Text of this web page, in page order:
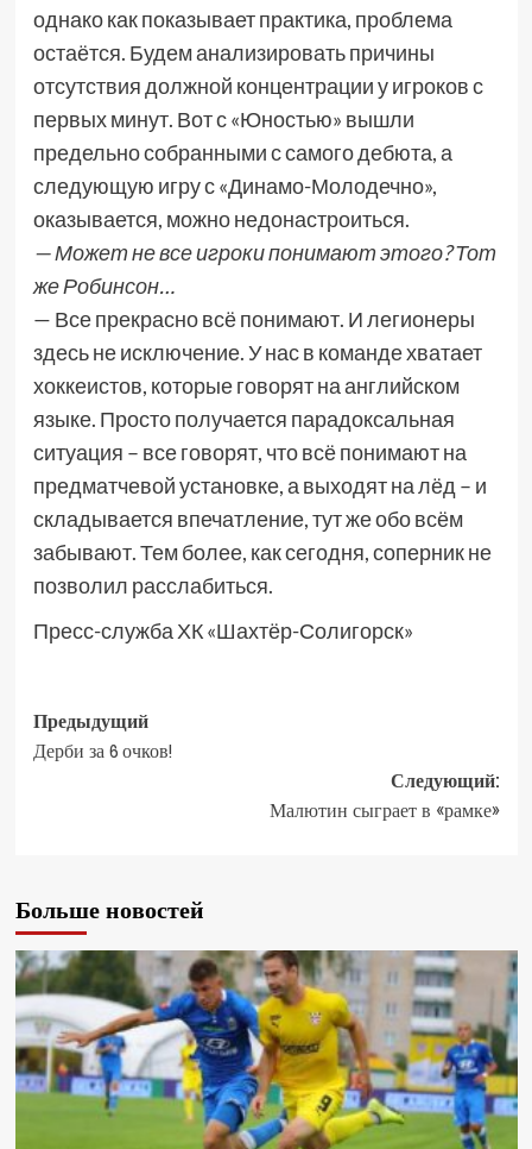
однако как показывает практика, проблема
остаётся. Будем анализировать причины
отсутствия должной концентрации у игроков с
первых минут. Вот с «Юностью» вышли
предельно собранными с самого дебюта, а
следующую игру с «Динамо-Молодечно»,
оказывается, можно недонастроиться.
— Может не все игроки понимают этого? Тот
же Робинсон…
— Все прекрасно всё понимают. И легионеры
здесь не исключение. У нас в команде хватает
хоккеистов, которые говорят на английском
языке. Просто получается парадоксальная
ситуация – все говорят, что всё понимают на
предматчевой установке, а выходят на лёд – и
складывается впечатление, тут же обо всём
забывают. Тем более, как сегодня, соперник не
позволил расслабиться.
Пресс-служба ХК «Шахтёр-Солигорск»
Предыдущий
Дерби за 6 очков!
Следующий:
Малютин сыграет в «рамке»
Больше новостей